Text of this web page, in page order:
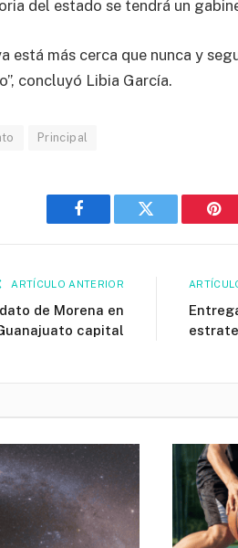
del estado se tendrá un
está más cerca que nunca y
concluyó Libia García.
Principal
Facebook Twitter
ARTÍCULO ANTERIOR
de Morena en
capital